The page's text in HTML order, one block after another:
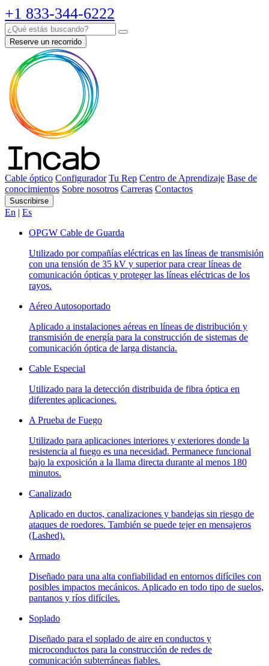
+1 833-344-6222
Reserve un recorrido
Cable óptico Configurador Tu Rep Centro de Aprendizaje Base de
conocimientos Sobre nosotros Carreras Contactos
Suscribirse
En | Es
OPGW Cable de Guarda
Utilizado por compañías eléctricas en las líneas de transmisión
con una tensión de 35 kV y superior para crear líneas de
comunicación ópticas y proteger las líneas eléctricas de los
rayos.
Aéreo Autosoportado
Aplicado a instalaciones aéreas en líneas de distribución y
transmisión de energía para la construcción de sistemas de
comunicación óptica de larga distancia.
Cable Especial
Utilizado para la detección distribuida de fibra óptica en
diferentes aplicaciones.
A Prueba de Fuego
Utilizado para aplicaciones interiores y exteriores donde la
resistencia al fuego es una necesidad. Permanece funcional
bajo la exposición a la llama directa durante al menos 180
minutos.
Canalizado
Aplicado en ductos, canalizaciones y bandejas sin riesgo de
ataques de roedores. También se puede tejer en mensajeros
(Lashed).
Armado
Diseñado para una alta confiabilidad en entornos difíciles con
posibles impactos mecánicos. Aplicado en todo tipo de suelos,
pantanos y ríos difíciles.
Soplado
Diseñado para el soplado de aire en conductos y
microconductos para la construcción de redes de
comunicación subterráneas fiables.